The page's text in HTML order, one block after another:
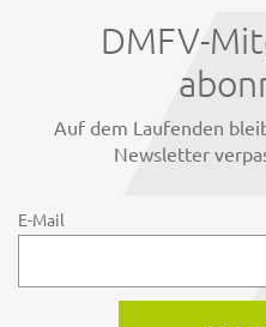
DMFV-
Auf dem Laufenden
Newsletter
E-Mail